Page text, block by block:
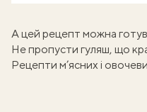
А цей рецепт можна
Не пропусти гуляш, що
Рецепти м’ясних і